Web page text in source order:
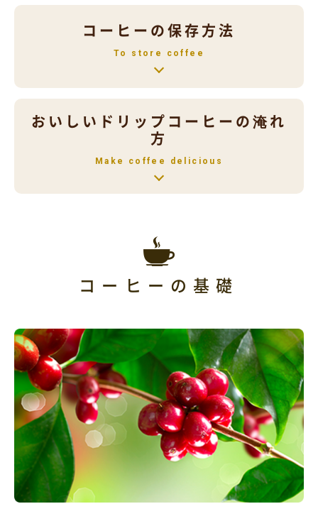
コーヒーの保存方法
To store coffee
おいしいドリップコーヒーの淹れ
方
Make coffee delicious
コーヒーの基礎